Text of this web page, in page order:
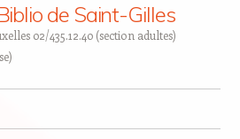
de Saint-Gilles
02/435.12.40 (section adultes)